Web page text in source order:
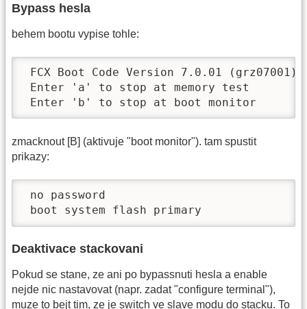
Bypass hesla
behem bootu vypise tohle:
FCX Boot Code Version 7.0.01 (grz07001)
Enter 'a' to stop at memory test
Enter 'b' to stop at boot monitor
zmacknout [B] (aktivuje "boot monitor"). tam spustit
prikazy:
no password
boot system flash primary
Deaktivace stackovani
Pokud se stane, ze ani po bypassnuti hesla a enable
nejde nic nastavovat (napr. zadat "configure terminal"),
muze to bejt tim, ze je switch ve slave modu do stacku. To